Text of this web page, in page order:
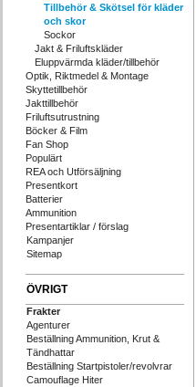
Tillbehör & Skötsel för kläder
och skor
Sockor
Jakt & Friluftskläder
Eluppvärmda kläder/tillbehör
Optik, Riktmedel & Montage
Skyttetillbehör
Jakttillbehör
Friluftsutrustning
Böcker & Film
Fan Shop
Populärt
REA och Utförsäljning
Presentkort
Batterier
Ammunition
Presentartiklar / förslag
Kampanjer
Sitemap
ÖVRIGT
Frakter
Agenturer
Beställning Ammunition, Krut &
Tändhattar
Beställning Startpistoler/revolvrar
Camouflage Hiter